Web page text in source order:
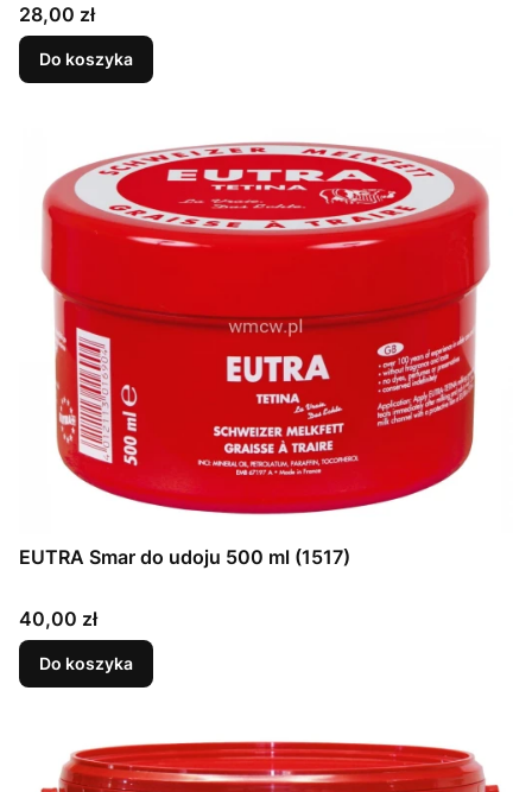
Cena
28,00 zł
Do koszyka
EUTRA Smar do udoju 500 ml (1517)
Cena
40,00 zł
Do koszyka